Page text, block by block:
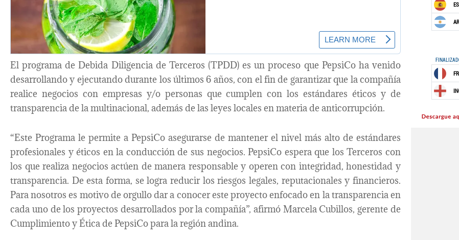
El programa de Debida Diligencia de Terceros (TPDD) es un proceso que PepsiCo ha venido
desarrollando y ejecutando durante los últimos 6 años, con el fin de garantizar que la compañía
realice negocios con empresas y/o personas que cumplen con los estándares éticos y de
transparencia de la multinacional, además de las leyes locales en materia de anticorrupción.
“Este Programa le permite a PepsiCo asegurarse de mantener el nivel más alto de estándares
profesionales y éticos en la conducción de sus negocios. PepsiCo espera que los Terceros con
los que realiza negocios actúen de manera responsable y operen con integridad, honestidad y
transparencia. De esta forma, se logra reducir los riesgos legales, reputacionales y financieros.
Para nosotros es motivo de orgullo dar a conocer este proyecto enfocado en la transparencia en
cada uno de los proyectos desarrollados por la compañía”, afirmó Marcela Cubillos, gerente de
Cumplimiento y Ética de PepsiCo para la región andina.